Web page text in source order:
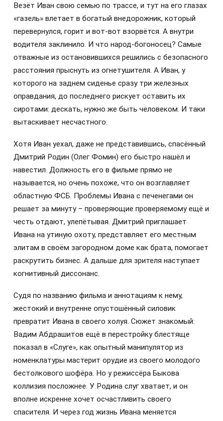
Везёт Иван свою семью по трассе, и тут на его глазах
«газель» влетает в богатый внедорожник, который
перевернулся, горит и вот-вот взорвётся. А внутри
водителя заклинило. И что народ-богоносец? Самые
отважные из остановившихся решились с безопасного
расстояния прыснуть из огнетушителя. А Иван, у
которого на заднем сиденье сразу три железных
оправдания, до последнего рискует оставить их
сиротами: дескать, нужно же быть человеком. И таки
вытаскивает несчастного.
Хотя Иван уехал, даже не представившись, спасённый
Дмитрий Родин (Олег Фомин) его быстро нашёл и
навестил. Должность его в фильме прямо не
называется, но очень похоже, что он возглавляет
областную ФСБ. Проблемы Ивана с печенегами он
решает за минуту – проверяющие проверяемому ещё и
честь отдают, улепётывая. Дмитрий приглашает
Ивана на утиную охоту, представляет его местным
элитам в своём загородном доме как брата, помогает
раскрутить бизнес. А дальше для зрителя наступает
когнитивный диссонанс.
Судя по названию фильма и аннотациям к нему,
жестокий и внутренне опустошённый силовик
превратит Ивана в своего холуя. Сюжет знакомый:
Вадим Абдрашитов ещё в перестройку блестяще
показал в «Слуге», как опытный манипулятор из
номенклатуры мастерит орудие из своего молодого
бестолкового шофёра. Но у режиссёра Быкова
коллизия посложнее. У Родина слуг хватает, и он
вполне искренне хочет осчастливить своего
спасителя. И через год жизнь Ивана меняется